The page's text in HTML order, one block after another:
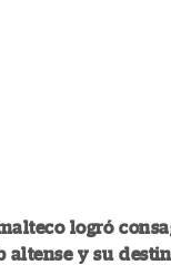
logró
altense y su